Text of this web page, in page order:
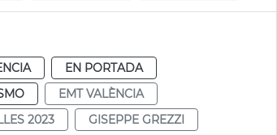
EN PORTADA
EMT VALÈNCIA
2023 GISEPPE GREZZI